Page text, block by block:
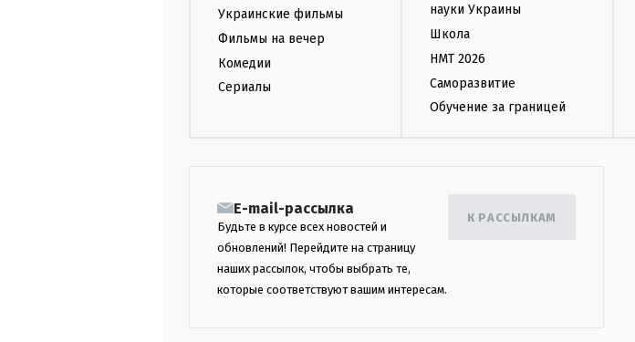
Украинские фильмы
Фильмы на вечер
Комедии
Сериалы
науки Украины
Школа
НМТ 2026
Саморазвитие
Обучение за границей
E-mail-рассылка
Будьте в курсе всех новостей и
обновлений! Перейдите на страницу
наших рассылок, чтобы выбрать те,
которые соответствуют вашим интересам.
К РАССЫЛКАМ